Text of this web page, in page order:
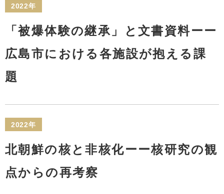
2022年
「被爆体験の継承」と文書資料ーー
広島市における各施設が抱える課
題
2022年
北朝鮮の核と非核化ーー核研究の観
点からの再考察